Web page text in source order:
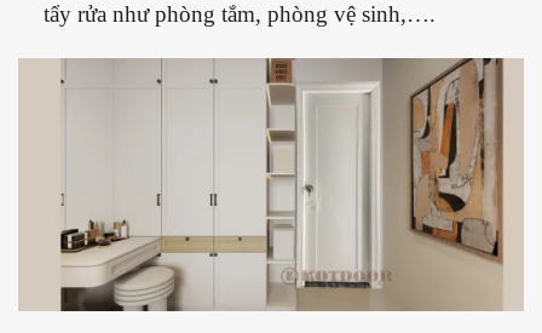
tẩy rửa như phòng tắm, phòng vệ sinh,….